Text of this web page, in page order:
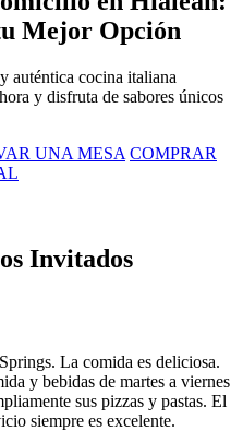
Mejor Opción
auténtica cocina italiana
y disfruta de sabores únicos
UNA MESA COMPRAR
Invitados
La comida es deliciosa.
y bebidas de martes a viernes
sus pizzas y pastas. El
siempre es excelente.